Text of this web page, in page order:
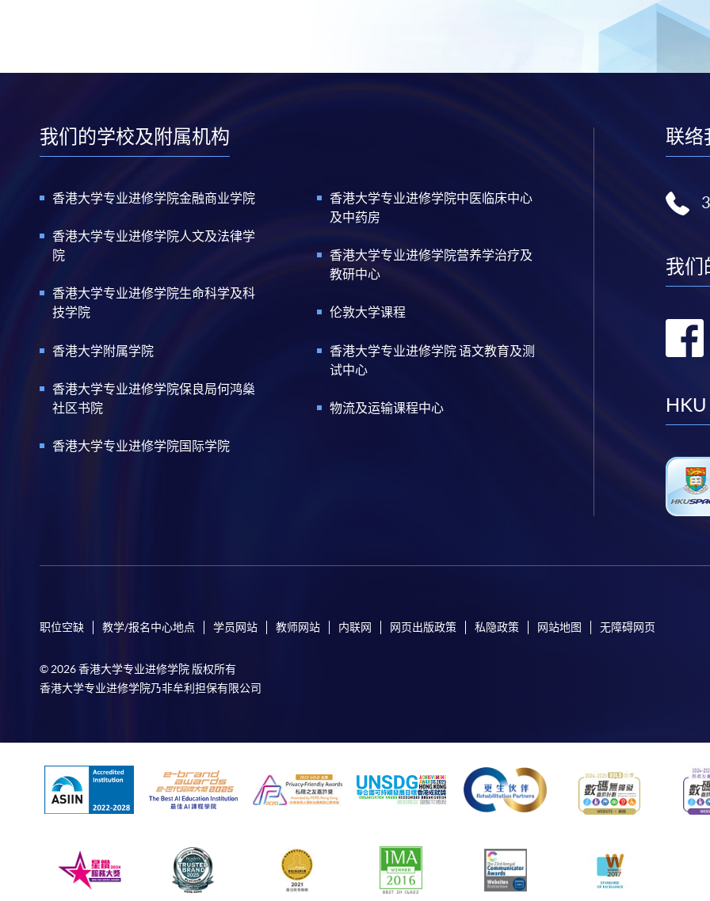
我们的学校及附属机构
香港大学专业进修学院金融商业学院
香港大学专业进修学院人文及法律学
院
香港大学专业进修学院生命科学及科
技学院
香港大学附属学院
香港大学专业进修学院保良局何鸿燊
社区书院
香港大学专业进修学院国际学院
香港大学专业进修学院中医临床中心
及中药房
香港大学专业进修学院营养学治疗及
教研中心
伦敦大学课程
香港大学专业进修学院 语文教育及测
试中心
物流及运输课程中心
联络
我们
HKU
职位空缺 教学/报名中心地点 学员网站 教师网站 内联网 网页出版政策 私隐政策 网站地图 无障碍网页
© 2026 香港大学专业进修学院 版权所有
香港大学专业进修学院乃非牟利担保有限公司